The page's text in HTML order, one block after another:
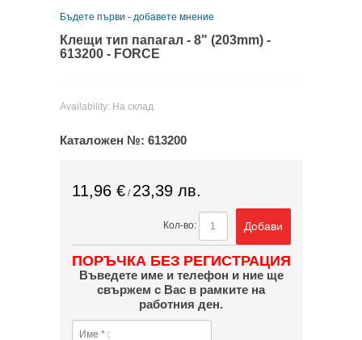
Бъдете първи - добавете мнение
Клещи тип папагал - 8" (203mm) -
613200 - FORCE
Availability: На склад
Каталожен №: 613200
11,96 €/ 23,39 лв.
Кол-во: Добави
ПОРЪЧКА БЕЗ РЕГИСТРАЦИЯ
Въведете име и телефон и ние ще
свържем с Вас в рамките на
работния ден.